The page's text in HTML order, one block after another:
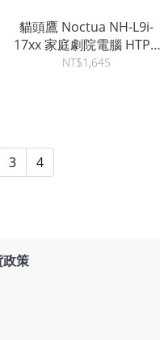
貓頭鷹 Noctua NH-L9i-
17xx 家庭劇院電腦 HTPC
超迷你主機專用強效靜音
NT$1,645
3 4
策